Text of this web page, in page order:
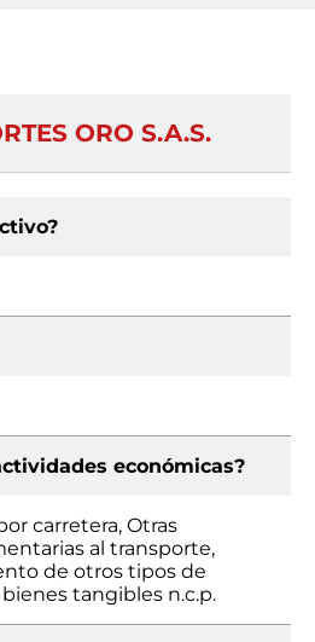
ORO S.A.S.
económicas?
carretera, Otras
al transporte,
de otros tipos de
tangibles n.c.p.